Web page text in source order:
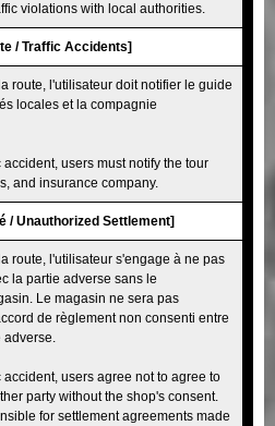
violations with local authorities.
/ Traffic Accidents]
route, l'utilisateur doit notifier le guide
locales et la compagnie
accident, users must notify the tour
and insurance company.
/ Unauthorized Settlement]
route, l'utilisateur s'engage à ne pas
la partie adverse sans le
Le magasin ne sera pas
de règlement non consenti entre
accident, users agree not to agree to
party without the shop's consent.
for settlement agreements made